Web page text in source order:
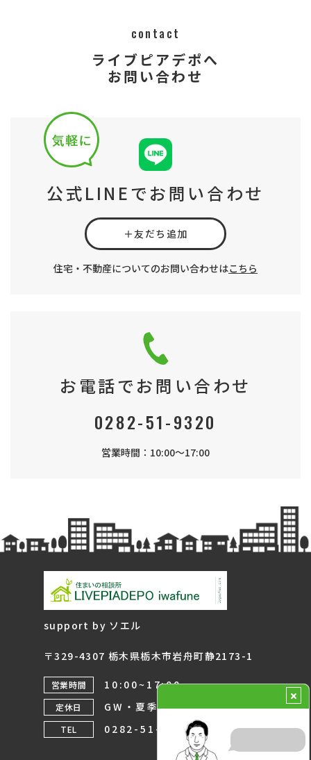
contact
ライブピアデポへ
​​​​​​​​​​​​​​お問い合わせ
公式LINEでお問い合わせ
＋友だち追加
住宅・不動産についてのお問い合わせはこちら
お電話でお問い合わせ
0282-51-9320
営業時間：10:00～17:00
support by ソエル
〒329-4307 栃木県栃木市岩舟町静2173-1
営業時間 10:00~17:00
定休日 GW・夏季・年末年始
TEL 0282-51-9320